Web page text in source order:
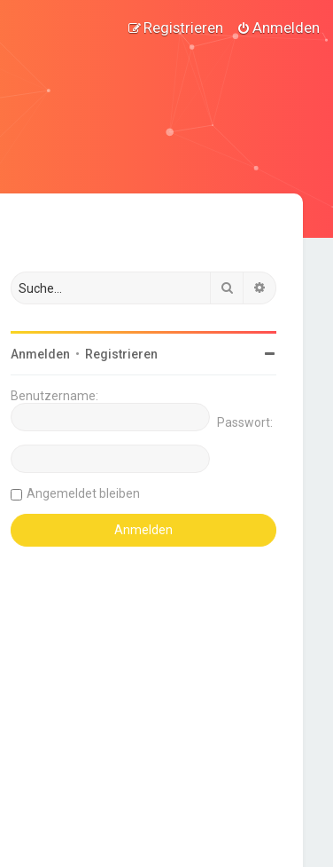
Anmelden
Registrieren
Suche
Anmelden • Registrieren
Benutzername:
Passwort:
Angemeldet bleiben